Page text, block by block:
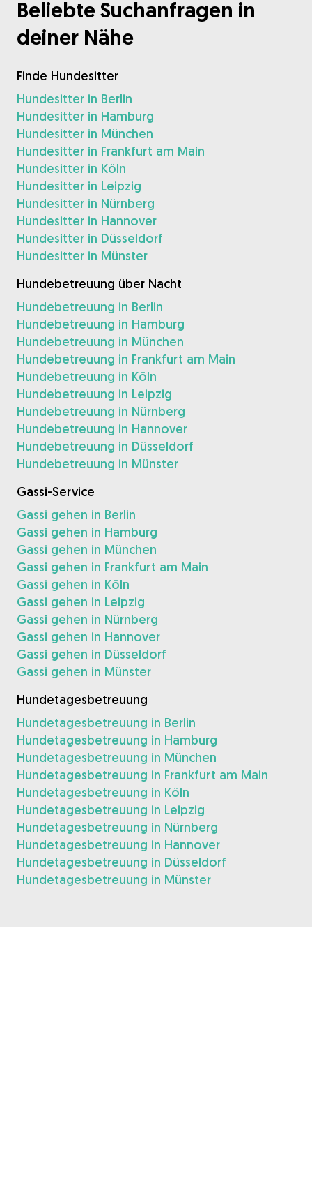
Beliebte Suchanfragen in
deiner Nähe
Finde Hundesitter
Hundesitter in Berlin
Hundesitter in Hamburg
Hundesitter in München
Hundesitter in Frankfurt am Main
Hundesitter in Köln
Hundesitter in Leipzig
Hundesitter in Nürnberg
Hundesitter in Hannover
Hundesitter in Düsseldorf
Hundesitter in Münster
Hundebetreuung über Nacht
Hundebetreuung in Berlin
Hundebetreuung in Hamburg
Hundebetreuung in München
Hundebetreuung in Frankfurt am Main
Hundebetreuung in Köln
Hundebetreuung in Leipzig
Hundebetreuung in Nürnberg
Hundebetreuung in Hannover
Hundebetreuung in Düsseldorf
Hundebetreuung in Münster
Gassi-Service
Gassi gehen in Berlin
Gassi gehen in Hamburg
Gassi gehen in München
Gassi gehen in Frankfurt am Main
Gassi gehen in Köln
Gassi gehen in Leipzig
Gassi gehen in Nürnberg
Gassi gehen in Hannover
Gassi gehen in Düsseldorf
Gassi gehen in Münster
Hundetagesbetreuung
Hundetagesbetreuung in Berlin
Hundetagesbetreuung in Hamburg
Hundetagesbetreuung in München
Hundetagesbetreuung in Frankfurt am Main
Hundetagesbetreuung in Köln
Hundetagesbetreuung in Leipzig
Hundetagesbetreuung in Nürnberg
Hundetagesbetreuung in Hannover
Hundetagesbetreuung in Düsseldorf
Hundetagesbetreuung in Münster